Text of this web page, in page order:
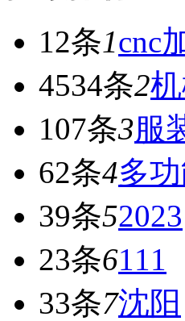
12条1cnc
4534条2
107条3服
62条4多
39条52023
23条6111
33条7沈阳